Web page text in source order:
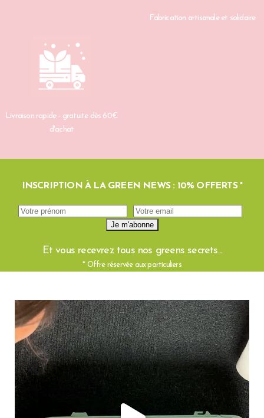
Fabrication artisanale et solidaire
Livraison rapide - gratuite dès 60€
d'achat
INSCRIPTION À LA GREEN NEWS : 10% OFFERTS *
Et vous recevrez tous nos greens secrets...
* Offre réservée aux particuliers